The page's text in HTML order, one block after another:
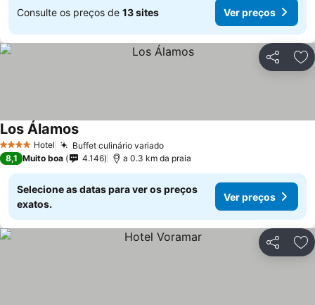
Consulte os preços de 13 sites Ver preços
Partilhar
4 EstrelasHotel Buffet culinário variadoVer preços
Los ÁlamosVer preços
8,1 Muito boa 4.146 a 0.3 km da praia
Selecione as datas para ver os preços
exatos.
Ver preços
Partilhar